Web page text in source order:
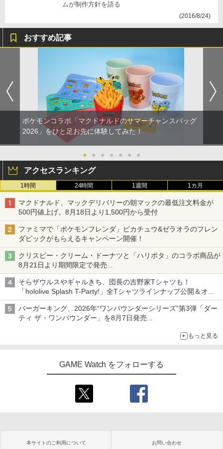
ムが制作方針を語る
(2016/8/24)
おすすめ記事
ポケモンコラボ「マクドナルドのサマーチャンスバッグ
2026」をひと足お先に体験してみた！
● ● ● ● ● ● ●
アクセスランキング
1時間 24時間 1週間 1カ月
マクドナルド、マックデリバリーの朝マックの最低注文料金が
500円値上げ。8月18日より1,500円から受付
ファミマで「ポケモンフレンダ」ピカチュウ&ゼラオラのフレン
ダピックがもらえるキャンペーン開催！
クリスピー・クリーム・ドーナツと「ハリポタ」のコラボ商品が
8月21日より期間限定で発売
組分け帽子ドーナツなど見た目も楽しい商品が登場
そらザウルスやギャルきち、団長の吉野家Tシャツも！
「hololive Splash T-Party!」全Tシャツラインナップ公開＆オン
ライン販売開始
バーガーキング、2026年“ワンパウンダーシリーズ”第3弾「ダー
ティ ザ・ワンパウンダー」を8月7日発売
もっと見る
GAME Watch をフォローする
本サイトのご利用について お問い合わせ